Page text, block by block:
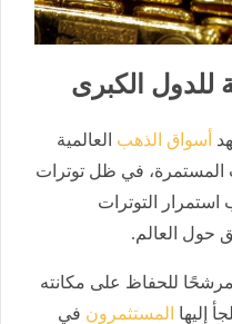
للدول الكبرى
أسواق الذهب العالمية
التقلبات المستمرة، في ظل توترات
التوترات
حول العالم.
للحفاظ على مكانته
إليها المستثمرون في